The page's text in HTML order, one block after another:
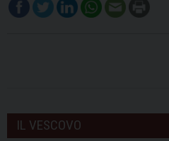
IL VESCOVO